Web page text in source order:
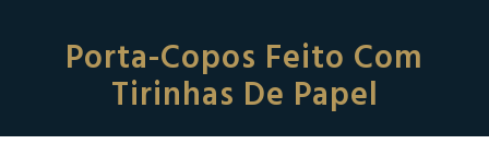
Porta-Copos Feito Com
Tirinhas De Papel